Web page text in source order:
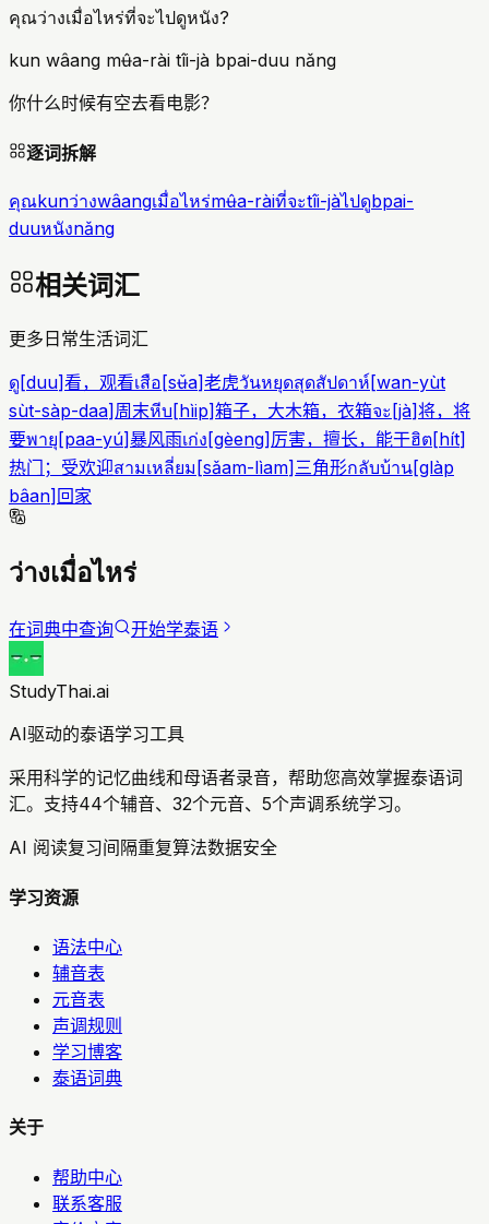
คุณว่างเมื่อไหร่ที่จะไปดูหนัง?
kun wâang mʉ̂a-rài tîi-jà bpai-duu nǎng
你什么时候有空去看电影？
逐词拆解
คุณkunว่างwâangเมื่อไหร่mʉ̂a-ràiที่จะtîi-jàไปดูbpai-
duuหนังnǎng
相关词汇
更多日常生活词汇
ดู[duu]看，观看เสือ[sʉ̌a]老虎วันหยุดสุดสัปดาห์[wan-yùt
sùt-sàp-daa]周末หีบ[hìip]箱子，大木箱，衣箱จะ[jà]将，将
要พายุ[paa-yú]暴风雨เก่ง[gèeng]厉害，擅长，能干ฮิต[hít]
热门；受欢迎สามเหลี่ยม[sǎam-lìam]三角形กลับบ้าน[glàp
bâan]回家
ว่างเมื่อไหร่
在词典中查询 开始学泰语
StudyThai.ai
AI驱动的泰语学习工具
采用科学的记忆曲线和母语者录音，帮助您高效掌握泰语词
汇。支持44个辅音、32个元音、5个声调系统学习。
AI 阅读复习间隔重复算法数据安全
学习资源
语法中心
辅音表
元音表
声调规则
学习博客
泰语词典
关于
帮助中心
联系客服